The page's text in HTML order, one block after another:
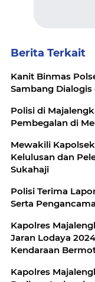
Berita Terkait
Kanit Binmas
Sambang
Polisi di
Pembegalan di
Mewakili
Kelulusan dan
Sukahaji
Polisi Terima
Serta
Kapolres
Jaran Lodaya
Kendaraan
Kapolres